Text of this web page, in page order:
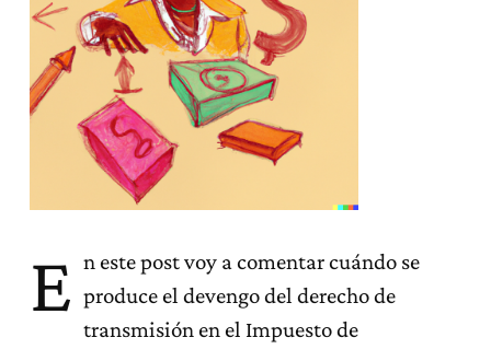
E n este post voy a comentar cuándo se
produce el devengo del derecho de
transmisión en el Impuesto de